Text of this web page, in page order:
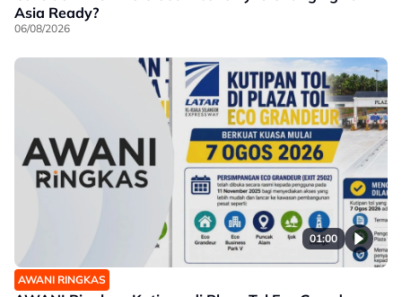
Asia Ready?
06/08/2026
01:00
AWANI RINGKAS